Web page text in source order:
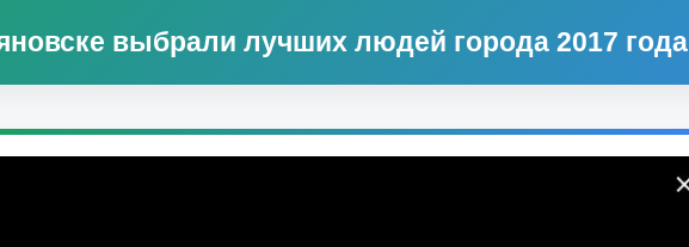
выбрали лучших людей города 2017 года